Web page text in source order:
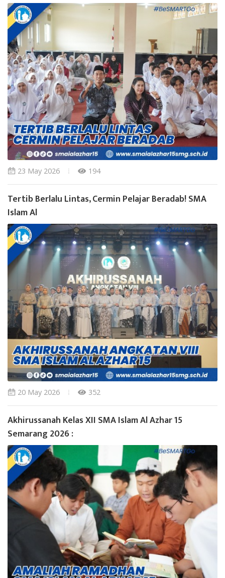
23 May 2026 194
Tertib Berlalu Lintas, Cermin Pelajar Beradab! SMA
Islam Al
20 May 2026 352
Akhirussanah Kelas XII SMA Islam Al Azhar 15
Semarang 2026 :